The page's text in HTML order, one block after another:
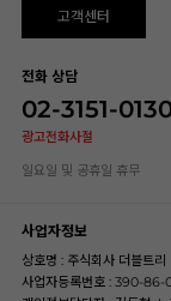
고객센터
전화 상담
02-3151-
광고전화사절
일요일 및 공휴일 휴무
사업자정보
상호명 : 주식회사 더블트리
사업자등록번호 : 390-86-